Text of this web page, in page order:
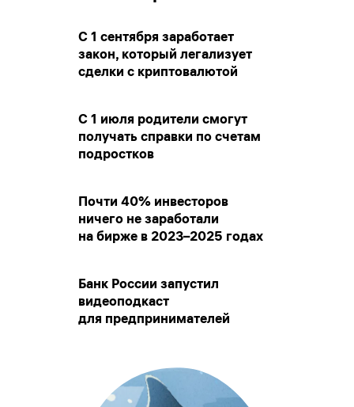
С 1 сентября заработает
закон, который легализует
сделки с криптовалютой
С 1 июля родители смогут
получать справки по счетам
подростков
Почти 40% инвесторов
ничего не заработали
на бирже в 2023–2025 годах
Банк России запустил
видеоподкаст
для предпринимателей